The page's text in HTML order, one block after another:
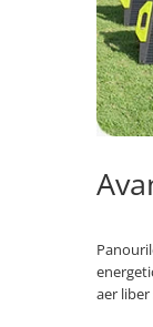
aer